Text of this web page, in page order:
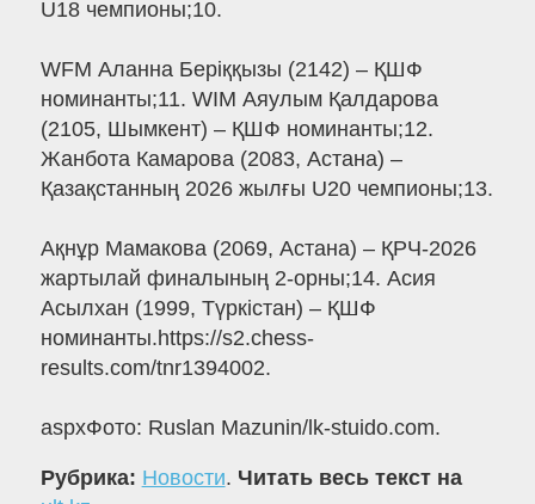
U18 чемпионы;10.
WFM Аланна Беріққызы (2142) – ҚШФ
номинанты;11. WIM Аяулым Қалдарова
(2105, Шымкент) – ҚШФ номинанты;12.
Жанбота Камарова (2083, Астана) –
Қазақстанның 2026 жылғы U20 чемпионы;13.
Ақнұр Мамакова (2069, Астана) – ҚРЧ-2026
жартылай финалының 2-орны;14. Асия
Асылхан (1999, Түркістан) – ҚШФ
номинанты.https://s2.chess-
results.com/tnr1394002.
aspxФото: Ruslan Mazunin/lk-stuido.com.
Рубрика: Новости. Читать весь текст на